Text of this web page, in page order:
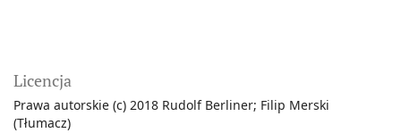
Licencja
Prawa autorskie (c) 2018 Rudolf Berliner; Filip Merski
(Tłumacz)